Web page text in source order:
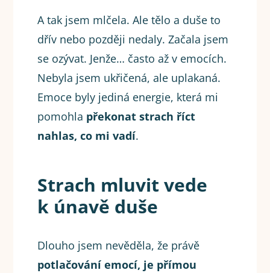
A tak jsem mlčela. Ale tělo a duše to
dřív nebo později nedaly. Začala jsem
se ozývat. Jenže… často až v emocích.
Nebyla jsem ukřičená, ale uplakaná.
Emoce byly jediná energie, která mi
pomohla překonat strach říct
nahlas, co mi vadí.
Strach mluvit vede
k únavě duše
Dlouho jsem nevěděla, že právě
potlačování emocí, je přímou